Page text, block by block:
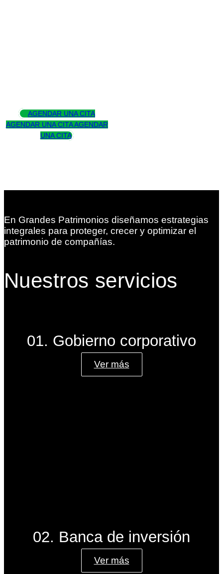
AGENDAR UNA CITA
AGENDAR UNA CITA AGENDAR
UNA CITA
En Grandes Patrimonios diseñamos estrategias
integrales para proteger, crecer y optimizar el
patrimonio de compañías.
Nuestros servicios
01. Gobierno corporativo
Ver más
02. Banca de inversión
Ver más